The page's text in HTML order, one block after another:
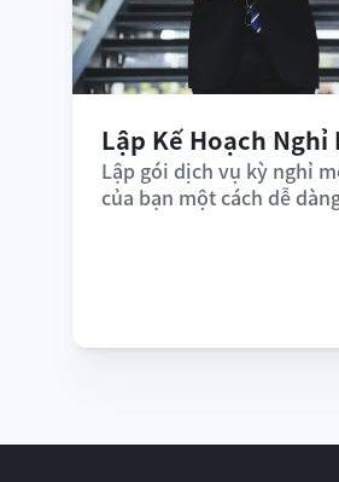
Lập Kế Hoạch Nghỉ
Lập gói dịch vụ kỳ nghỉ
của bạn một cách dễ